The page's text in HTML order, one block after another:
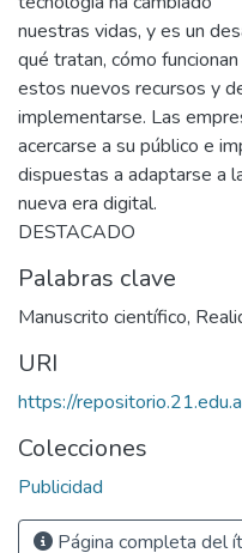
nuestras vidas, y es un
qué tratan, cómo funcionan
estos nuevos recursos y
implementarse. Las
acercarse a su público e
dispuestas a adaptarse a
nueva era digital.
DESTACADO
Palabras clave
Manuscrito científico,
URI
https://
Colecciones
Publicidad
Página completa del